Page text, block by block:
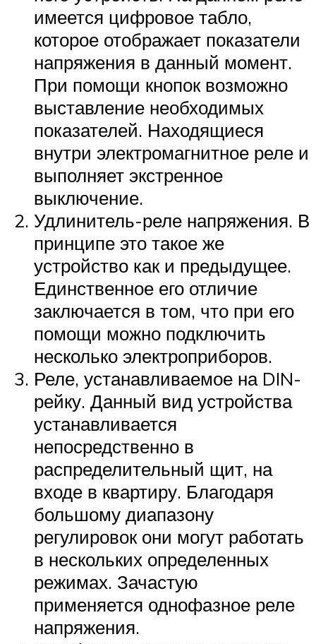
имеется цифровое табло,
которое отображает показатели
напряжения в данный момент.
При помощи кнопок возможно
выставление необходимых
показателей. Находящиеся
внутри электромагнитное реле и
выполняет экстренное
выключение.
Удлинитель-реле напряжения. В
принципе это такое же
устройство как и предыдущее.
Единственное его отличие
заключается в том, что при его
помощи можно подключить
несколько электроприборов.
Реле, устанавливаемое на DIN-
рейку. Данный вид устройства
устанавливается
непосредственно в
распределительный щит, на
входе в квартиру. Благодаря
большому диапазону
регулировок они могут работать
в нескольких определенных
режимах. Зачастую
применяется однофазное реле
напряжения.